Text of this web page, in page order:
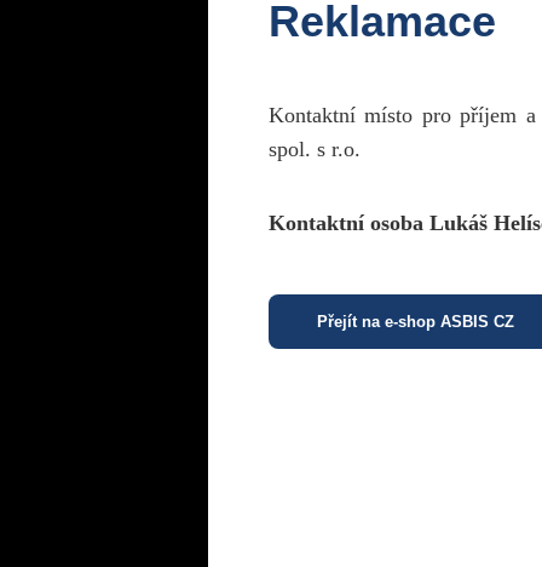
Reklamace
Kontaktní místo pro příjem
spol. s r.o.
Kontaktní osoba Lukáš
Přejít na e-shop ASBIS CZ